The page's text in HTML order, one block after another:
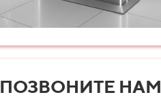
ПОЗВОНИТЕ НАМ